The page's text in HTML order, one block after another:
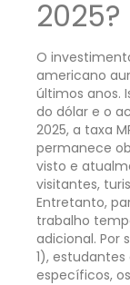
2025?
O
americano
últimos anos.
do dólar e o
2025, a taxa
permanece
visto e
visitantes,
Entretanto,
trabalho
adicional. Por
1),
específicos,